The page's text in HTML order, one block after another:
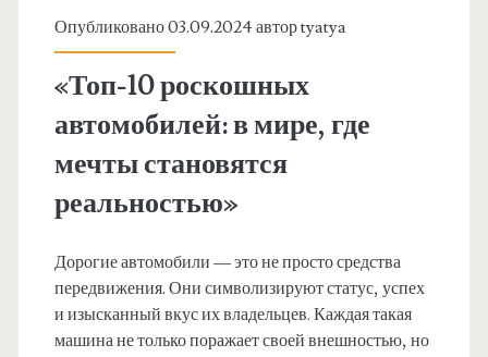
Опубликовано 03.09.2024 авторtyatya
«Топ-10 роскошных
автомобилей: в мире, где
мечты становятся
реальностью»
Дорогие автомобили — это не просто средства
передвижения. Они символизируют статус, успех
и изысканный вкус их владельцев. Каждая такая
машина не только поражает своей внешностью, но